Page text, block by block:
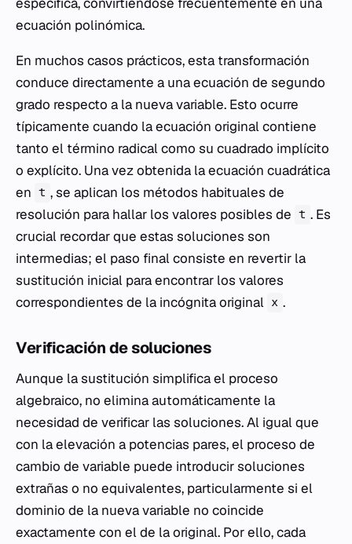
ecuación polinómica.
En muchos casos prácticos, esta transformación
conduce directamente a una ecuación de segundo
grado respecto a la nueva variable. Esto ocurre
típicamente cuando la ecuación original contiene
tanto el término radical como su cuadrado implícito
o explícito. Una vez obtenida la ecuación cuadrática
en t , se aplican los métodos habituales de
resolución para hallar los valores posibles de t . Es
crucial recordar que estas soluciones son
intermedias; el paso final consiste en revertir la
sustitución inicial para encontrar los valores
correspondientes de la incógnita original x .
Verificación de soluciones
Aunque la sustitución simplifica el proceso
algebraico, no elimina automáticamente la
necesidad de verificar las soluciones. Al igual que
con la elevación a potencias pares, el proceso de
cambio de variable puede introducir soluciones
extrañas o no equivalentes, particularmente si el
dominio de la nueva variable no coincide
exactamente con el de la original. Por ello, cada